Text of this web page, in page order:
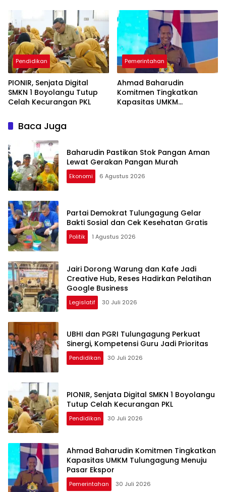
Pendidikan
PIONIR, Senjata Digital
SMKN 1 Boyolangu Tutup
Celah Kecurangan PKL
Pemerintahan
Ahmad Baharudin
Komitmen Tingkatkan
Kapasitas UMKM
Baca Juga
Baharudin Pastikan Stok Pangan Aman
Lewat Gerakan Pangan Murah
Ekonomi 6 Agustus 2026
Partai Demokrat Tulungagung Gelar
Bakti Sosial dan Cek Kesehatan Gratis
Politik 1 Agustus 2026
Jairi Dorong Warung dan Kafe Jadi
Creative Hub, Reses Hadirkan Pelatihan
Google Business
Legislatif 30 Juli 2026
UBHI dan PGRI Tulungagung Perkuat
Sinergi, Kompetensi Guru Jadi Prioritas
Pendidikan 30 Juli 2026
PIONIR, Senjata Digital SMKN 1 Boyolangu
Tutup Celah Kecurangan PKL
Pendidikan 30 Juli 2026
Ahmad Baharudin Komitmen Tingkatkan
Kapasitas UMKM Tulungagung Menuju
Pasar Ekspor
Pemerintahan 30 Juli 2026